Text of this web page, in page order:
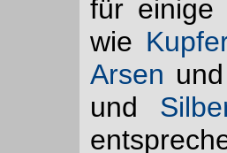
für einige
wie
Arsen und
und